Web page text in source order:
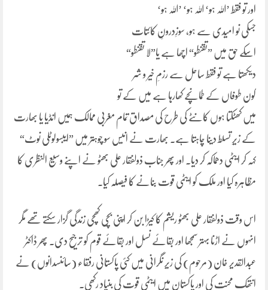
اور تو فقط ’اللہ ہو‘ اللہ ہو‘ ’اللہ ہو‘
جسکی نو امیدی سے ہو، سوزِدرونِ کائتات
اسکے حق میں ”تقنطو“ اچھا ہے یا”لا تقنطو“
دیکھتا ہے تو فقط ساحل سے رزمِ خیر و شر
کون طوفاں کے طمانچے کھارہا ہے میں کے تو
میں کھٹکتا ہوں کانٹے کی طرح کی مصداق تمام مغربی ممالک ہمیں انڈیا یا بھارت
کے زیرِ تسلّط دینا چاہتا ہے۔ بھارت نے انیس سو چوہتر میں ”ایبسولوٹلی نوٹ“
کہہ کر ایٹمی دھماکہ کر دیا۔ اور پھر جناب ذولفقار علی بھٹو نے اپنے وسیع النظری کا
مظاہرہ کیا اور ملک کو ایٹمی قوت بنانے کا فیصلہ کیا۔
اس وقت ذولفقار علی بھٹو ریشم کا کیڑا بن کر اپنی بچی کھچی زندگی گزار سکتے تھے مگر
انہوں نے اڑنا بہتر سمجھا اور بقائے نسل اور بقائے قوم کو ترجیح دی۔ پھر ڈاکٹر
عبدالقدیر خان (مرحوم) کی زیرِ نگرانی میں کئی پاکستانی رفقاء (سائنسدانوں) نے
انتھک محنت کی اور پاکستان میں ایٹمی قوت کی بنیاد رکھی۔